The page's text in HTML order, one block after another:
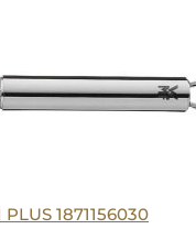
1871156030